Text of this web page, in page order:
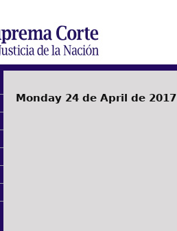
Monday 24 de April de 2017